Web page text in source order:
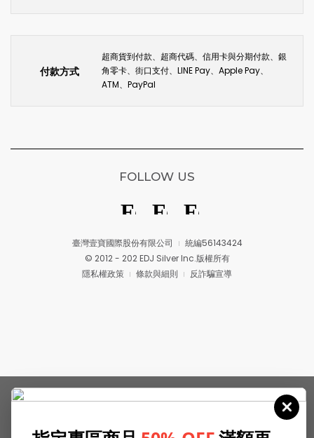
付款方式
超商貨到付款、超商代碼、信用卡與分期付款、銀
角零卡、街口支付、LINE Pay、Apple Pay、
ATM、PayPal
臺灣壹寶國際股份有限公司
統編56143424
© 2012 - 202 EDJ Silver Inc.版權所有
隱私權政策
條款與細則 反詐騙宣導
FOLLOW US